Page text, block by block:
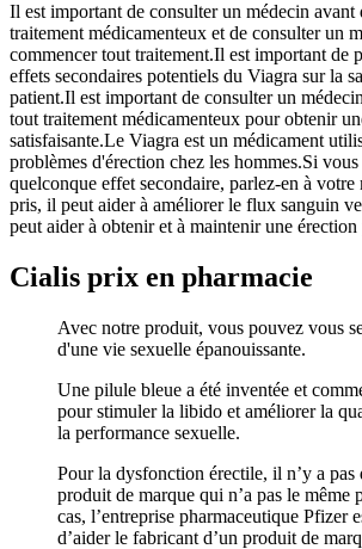
Il est important de consulter un médecin avant
traitement médicamenteux et de consulter un
commencer tout traitement.Il est important de
effets secondaires potentiels du Viagra sur la
patient.Il est important de consulter un
tout traitement médicamenteux pour obtenir
satisfaisante.Le Viagra est un médicament
problèmes d'érection chez les hommes.Si vous
quelconque effet secondaire, parlez-en à
pris, il peut aider à améliorer le flux sanguin
peut aider à obtenir et à maintenir une
Cialis prix en pharmacie
Avec notre produit, vous pouvez vous
d'une vie sexuelle épanouissante.
Une pilule bleue a été inventée et
pour stimuler la libido et améliorer la
la performance sexuelle.
Pour la dysfonction érectile, il n’y a pas
produit de marque qui n’a pas le même
cas, l’entreprise pharmaceutique Pfizer
d’aider le fabricant d’un produit de